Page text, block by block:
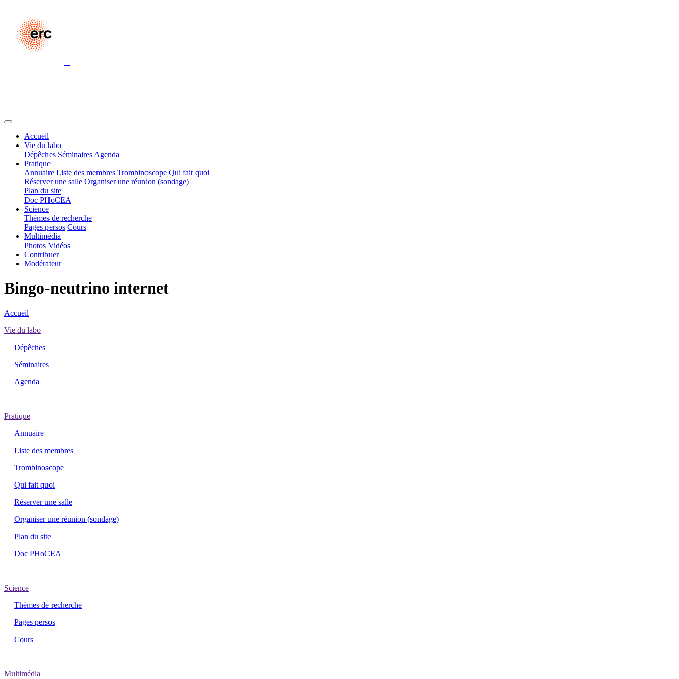
Accueil
Vie du labo
Dépêches Séminaires Agenda
Pratique
Annuaire Liste des membres Trombinoscope Qui fait quoi
Réserver une salle Organiser une réunion (sondage)
Plan du site
Doc PHoCEA
Science
Thèmes de recherche
Pages persos Cours
Multimédia
Photos Vidéos
Contribuer
Modérateur
Bingo-neutrino internet
Accueil
Vie du labo
Dépêches
Séminaires
Agenda
Pratique
Annuaire
Liste des membres
Trombinoscope
Qui fait quoi
Réserver une salle
Organiser une réunion (sondage)
Plan du site
Doc PHoCEA
Science
Thèmes de recherche
Pages persos
Cours
Multimédia